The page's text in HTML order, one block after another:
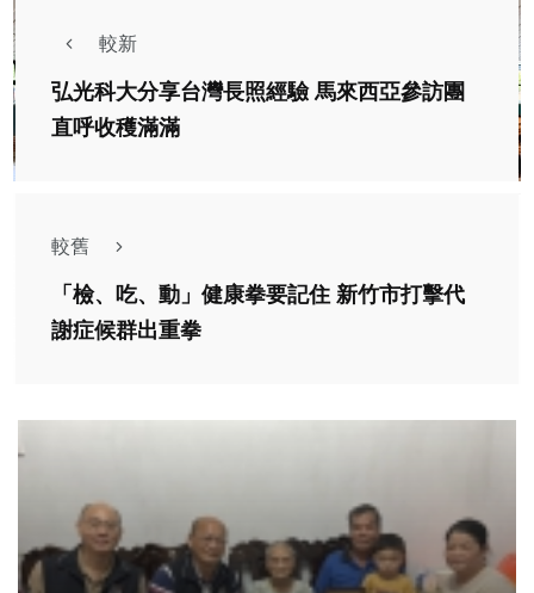
較新
弘光科大分享台灣長照經驗 馬來西亞參訪團
直呼收穫滿滿
較舊
「檢、吃、動」健康拳要記住 新竹市打擊代
謝症候群出重拳